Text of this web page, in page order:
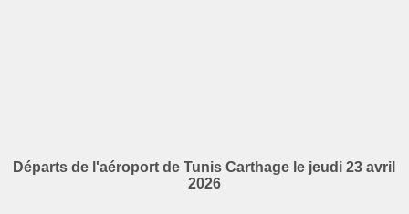
Départs de l'aéroport de Tunis Carthage le jeudi 23 avril
2026